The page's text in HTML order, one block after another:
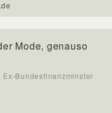
Mode, genauso
Bundesfinanzminster